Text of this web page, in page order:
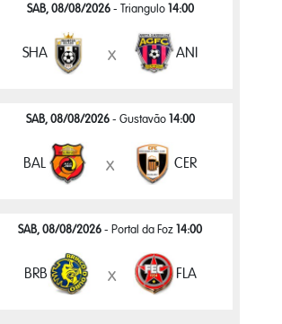
SAB, 08/08/2026- Triangulo 14:00
SHA x ANI
SAB, 08/08/2026- Gustavão 14:00
BAL x CER
SAB, 08/08/2026 - Portal da Foz14:00
BRB x FLA